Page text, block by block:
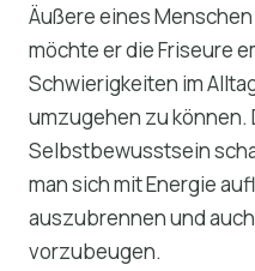
Äußere eines
möchte er die Friseure
Schwierigkeiten im
umzugehen zu können.
Selbstbewusstsein
man sich mit Energie
auszubrennen und
vorzubeugen.